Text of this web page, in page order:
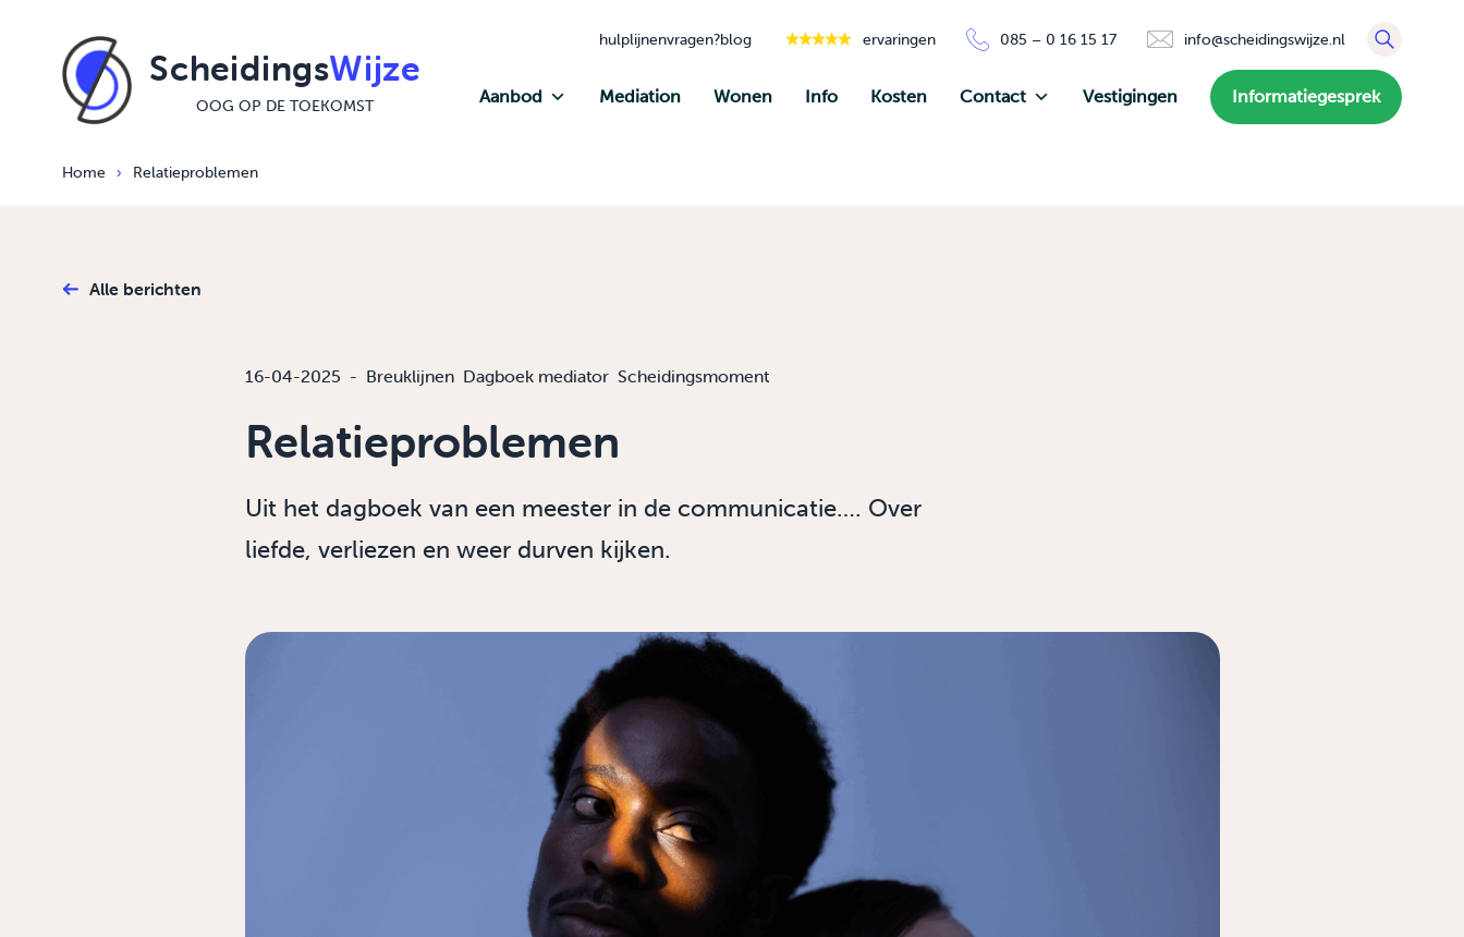
ScheidingsWijze
OOG OP DE TOEKOMST
hulplijnenvragen?blog ervaringen 085 – 0 16 15 17 info@scheidingswijze.nl
Aanbod Mediation Wonen Info Kosten Contact Vestigingen Informatiegesprek
Home › Relatieproblemen
Alle berichten
16-04-2025 - Breuklijnen Dagboek mediator Scheidingsmoment
Relatieproblemen
Uit het dagboek van een meester in de communicatie…. Over
liefde, verliezen en weer durven kijken.